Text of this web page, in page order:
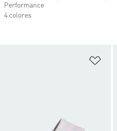
Performance
4 colores